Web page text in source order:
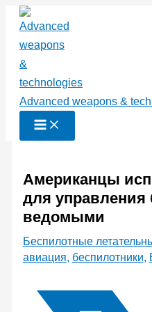
Перейти
содержимому
Advanced weapons &
Американцы
для
ведомыми
Беспилотные
авиация, беспилотники,